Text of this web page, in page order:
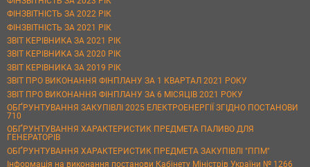
ФІНЗВІТНІСТЬ ЗА 2022 РІК
ФІНЗВІТНІСТЬ ЗА 2021 РІК
ЗВІТ КЕРІВНИКА ЗА 2021 РІК
ЗВІТ КЕРІВНИКА ЗА 2020 РІК
ЗВІТ КЕРІВНИКА ЗА 2019 РІК
ЗВІТ ПРО ВИКОНАННЯ ФІНПЛАНУ ЗА 1 КВАРТАЛ 2021 РОКУ
ЗВІТ ПРО ВИКОНАННЯ ФІНПЛАНУ ЗА 6 МІСЯЦІВ 2021 РОКУ
ОБҐРУНТУВАННЯ ЗАКУПІВЛІ 2025 ЕЛЕКТРОЕНЕРГІЇ ЗГІДНО ПОСТАНОВИ
710
ОБҐРУНТУВАННЯ ХАРАКТЕРИСТИК ПРЕДМЕТА ПАЛИВО ДЛЯ
ГЕНЕРАТОРІВ
ОБҐРУНТУВАННЯ ХАРАКТЕРИСТИК ПРЕДМЕТА ЗАКУПІВЛІ "ППМ"
Інформація на виконання постанови Кабінету Міністрів України № 1266